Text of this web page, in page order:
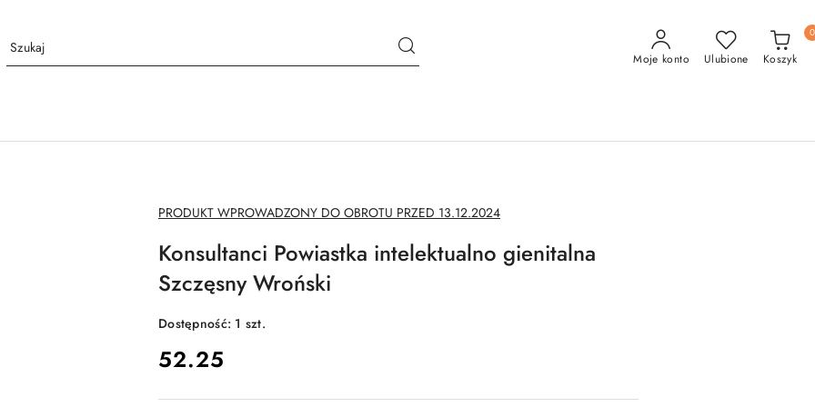
Moje konto Ulubione Koszyk
0
NAZWA
PRODUCENTA:
PRODUKT WPROWADZONY DO OBROTU PRZED 13.12.2024
Konsultanci Powiastka intelektualno gienitalna
Szczęsny Wroński
Dostępność: 1 szt.
cena:
52.25